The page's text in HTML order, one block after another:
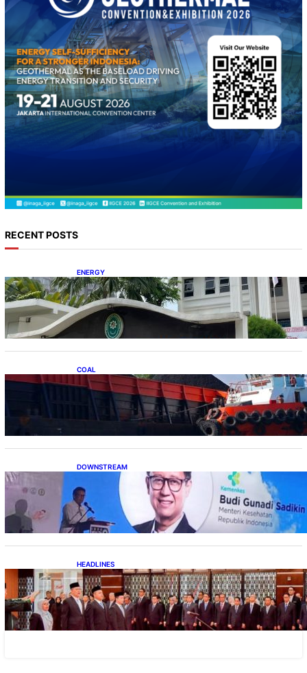
RECENT POSTS
ENERGY
Koalisi Bersihkan Indonesia Ajukan Banding
atas Putusan Gugatan RUPTL
COAL
Lelang Batubara Sitaan, Negara Dapat Lebih
dari Rp 20 Miliar
DOWNSTREAM
Digitalisasi Alat-Alat Kesehatan Dukung
Pertumbuhan Industri Alkes
HEADLINES
Lana Saria Dilantik Sebagai Kepala Badan
Geologi